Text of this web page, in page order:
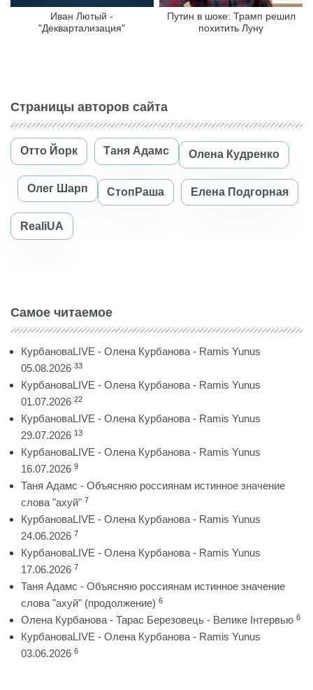
Иван Лютый -
"Деквартализация"
Путин в шоке: Трамп решил
похитить Луну
Страницы авторов сайта
Отто Йорк Таня Адамс Олена Кудренко
Олег Шарп СтопРаша Елена Подгорная
RealiUA
Самое читаемое
КурбановаLIVE - Олена Курбанова - Ramis Yunus
05.08.2026 33
КурбановаLIVE - Олена Курбанова - Ramis Yunus
01.07.2026 22
КурбановаLIVE - Олена Курбанова - Ramis Yunus
29.07.2026 13
КурбановаLIVE - Олена Курбанова - Ramis Yunus
16.07.2026 9
Таня Адамс - Объясняю россиянам истинное значение
слова "ахуй" 7
КурбановаLIVE - Олена Курбанова - Ramis Yunus
24.06.2026 7
КурбановаLIVE - Олена Курбанова - Ramis Yunus
17.06.2026 7
Таня Адамс - Объясняю россиянам истинное значение
слова "ахуй" (продолжение) 6
Олена Курбанова - Тарас Березовець - Велике Інтервью 6
КурбановаLIVE - Олена Курбанова - Ramis Yunus
03.06.2026 6